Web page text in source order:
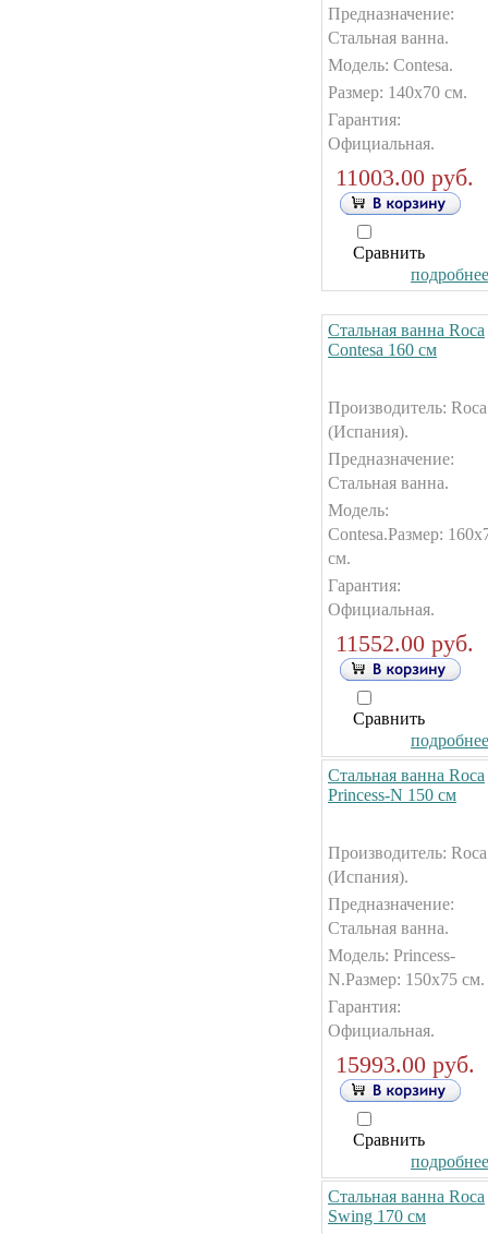
Предназначение:
Стальная ванна.
Модель: Contesa.
Размер: 140x70 см.
Гарантия:
Официальная.
11003.00 руб.
Сравнить
Стальная ванна Roca
Contesa 160 см
Производитель: Roca
(Испания).
Предназначение:
Стальная ванна.
Модель:
Contesa.Размер:
см.
Гарантия:
Официальная.
11552.00 руб.
Сравнить
Стальная ванна Roca
Princess-N 150 см
Производитель: Roca
(Испания).
Предназначение:
Стальная ванна.
Модель: Princess-
N.Размер: 150x75 см.
Гарантия:
Официальная.
15993.00 руб.
Сравнить
Стальная ванна Roca
Swing 170 см